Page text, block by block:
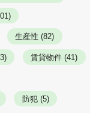
生産性 (82)
賃貸物件 (41)
防犯 (5)